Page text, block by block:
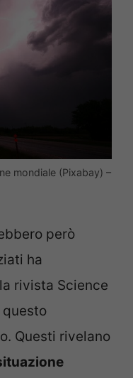
mondiale (Pixabay) –
però
ha
rivista Science
questo
Questi rivelano